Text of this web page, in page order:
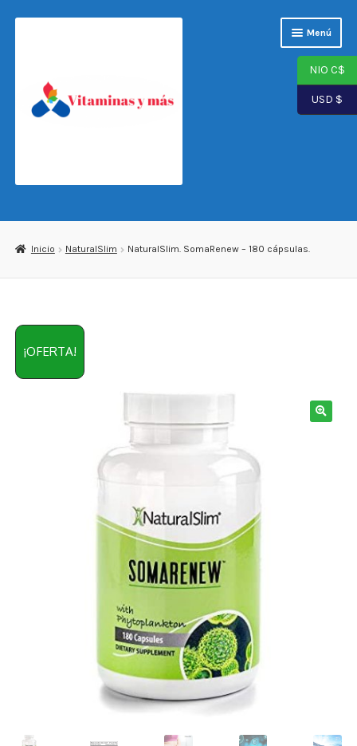
Menú
Carrito
Mi cuenta
Vitaminas Por Letras
Suplementos Herbales
Salud Ósea y Articular
Inicio NaturalSlim NaturalSlim. SomaRenew – 180 cápsulas.
¡OFERTA!
NIO C$
USD $